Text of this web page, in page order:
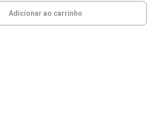
Adicionar ao carrinho